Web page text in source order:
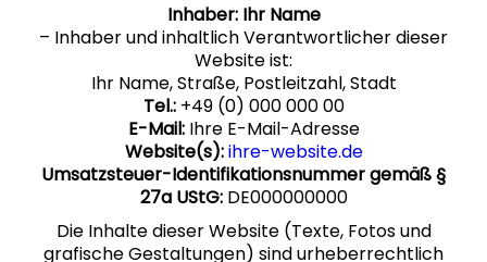
Inhaber: Ihr Name
– Inhaber und inhaltlich Verantwortlicher dieser
Website ist:
Ihr Name, Straße, Postleitzahl, Stadt
Tel.:+49 (0) 000 000 00
E-Mail:Ihre E-Mail-Adresse
Website(s):ihre-website.de
Umsatzsteuer-Identifikationsnummer gemäß §
27a UStG:DE000000000
Die Inhalte dieser Website (Texte, Fotos und
grafische Gestaltungen) sind urheberrechtlich